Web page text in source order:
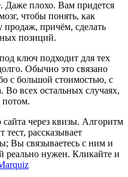
Даже плохо. Вам придется
чтобы понять, как
продаж, причём, сделать
позиций.
ключ подходит для тех
Обычно это связано
с большой стоимостью, с
Во всех остальных случаях,
потом.
через квизы. Алгоритм
тест, рассказывает
Вы связываетесь с ним и
реально нужен. Кликайте и